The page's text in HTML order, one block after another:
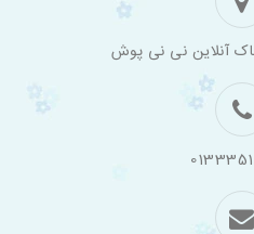
آنلاین نی نی پوش